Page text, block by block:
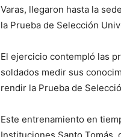
Varas, llegaron hasta la
la Prueba de Selección
El ejercicio contempló las
soldados medir sus
rendir la Prueba de
Este entrenamiento en